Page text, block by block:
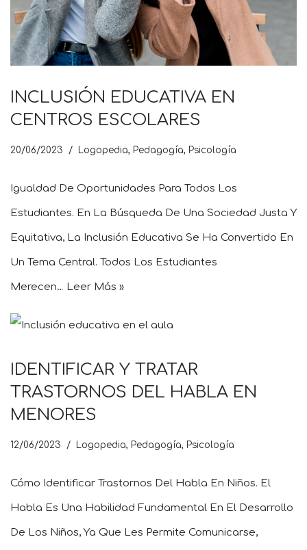
INCLUSIÓN EDUCATIVA EN
CENTROS ESCOLARES
20/06/2023 Logopedia, Pedagogía, Psicología
Igualdad De Oportunidades Para Todos Los
Estudiantes. En La Búsqueda De Una Sociedad Justa Y
Equitativa, La Inclusión Educativa Se Ha Convertido En
Un Tema Central. Todos Los Estudiantes
Merecen… Leer Más »
IDENTIFICAR Y TRATAR
TRASTORNOS DEL HABLA EN
MENORES
12/06/2023 Logopedia, Pedagogía, Psicología
Cómo Identificar Trastornos Del Habla En Niños. El
Habla Es Una Habilidad Fundamental En El Desarrollo
De Los Niños, Ya Que Les Permite Comunicarse,